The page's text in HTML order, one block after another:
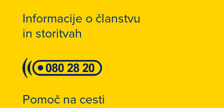
Informacije o članstvu
in storitvah
Pomoč na cesti